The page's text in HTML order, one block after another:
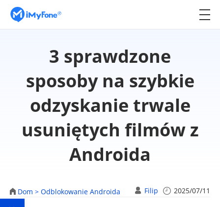
3 sprawdzone
sposoby na szybkie
odzyskanie trwale
usuniętych filmów z
Androida
Dom > Odblokowanie Androida Filip 2025/07/11